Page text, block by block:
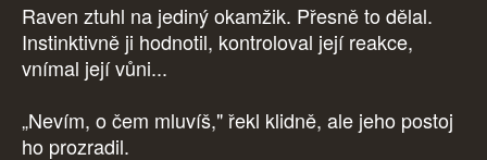
Raven ztuhl na jediný okamžik. Přesně to dělal.
Instinktivně ji hodnotil, kontroloval její reakce,
vnímal její vůni...
„Nevím, o čem mluvíš," řekl klidně, ale jeho postoj
ho prozradil.